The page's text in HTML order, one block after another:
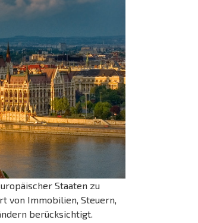
Staaten zu
von Immobilien, Steuern,
berücksichtigt.